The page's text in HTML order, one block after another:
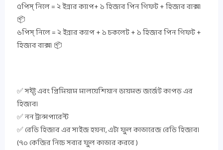
৫পিস্ নিলে = ২ ইন্নার ক্যাপ+ ১ হিজাব পিন গিফট + হিজাব বাক্স।
📦
৬পিস্ নিলে = ২ ইন্নার ক্যাপ + ১ চকলেট + ১ হিজাব পিন গিফট +
হিজাব বাক্স। 📦
✅ সফ্ট এবং প্রিমিয়াম মালয়েশিয়ান ডায়মন্ড জর্জেট কাপড় এর
হিজাব।
✅ নন ট্রান্সপারেন্ট
✅ রেডি হিজাব এর সাইজ হয়না, এটা ফুল কাভারেজ রেডি হিজাব।
(৭০ কেজির নিচে সবার ফুল কাভার করবে )